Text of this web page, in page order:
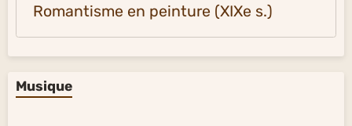
Romantisme en peinture (XIXe s.)
Musique